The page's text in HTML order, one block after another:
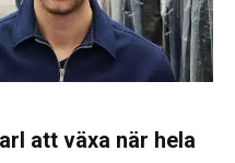
att växa när hela